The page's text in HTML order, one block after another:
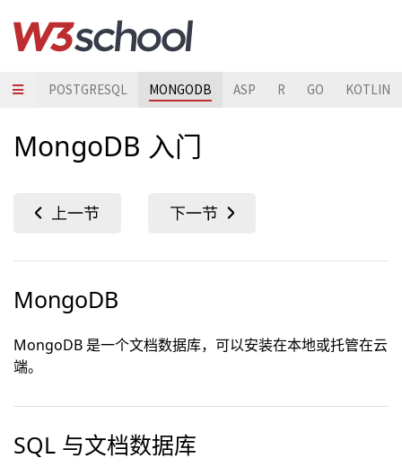
POSTGRESQL MONGODB ASP R GO KOTLIN
MongoDB 入门
MongoDB
MongoDB 是一个文档数据库，可以安装在本地或托管在云
端。
SQL 与文档数据库